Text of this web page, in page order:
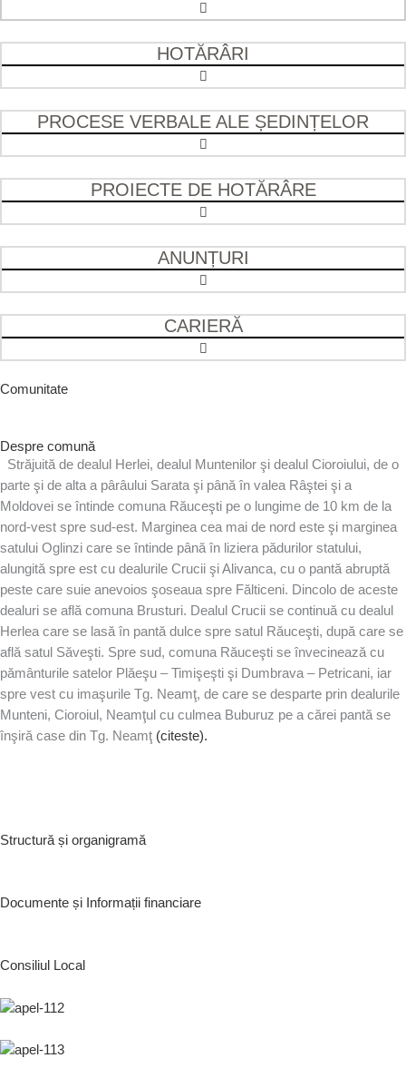
HOTĂRÂRI
PROCESE VERBALE ALE ȘEDINȚELOR
PROIECTE DE HOTĂRÂRE
ANUNȚURI
CARIERĂ
Comunitate
Despre comună
Străjuită de dealul Herlei, dealul Muntenilor şi dealul Cioroiului, de o
parte şi de alta a pârâului Sarata şi până în valea Râştei şi a
Moldovei se întinde comuna Răuceşti pe o lungime de 10 km de la
nord-vest spre sud-est. Marginea cea mai de nord este şi marginea
satului Oglinzi care se întinde până în liziera pădurilor statului,
alungită spre est cu dealurile Crucii şi Alivanca, cu o pantă abruptă
peste care suie anevoios şoseaua spre Fălticeni. Dincolo de aceste
dealuri se află comuna Brusturi. Dealul Crucii se continuă cu dealul
Herlea care se lasă în pantă dulce spre satul Răuceşti, după care se
află satul Săveşti. Spre sud, comuna Răuceşti se învecinează cu
pământurile satelor Plăeşu – Timişeşti şi Dumbrava – Petricani, iar
spre vest cu imaşurile Tg. Neamţ, de care se desparte prin dealurile
Munteni, Cioroiul, Neamţul cu culmea Buburuz pe a cărei pantă se
înşiră case din Tg. Neamţ (citeste).
Structură și organigramă
Documente și Informații financiare
Consiliul Local